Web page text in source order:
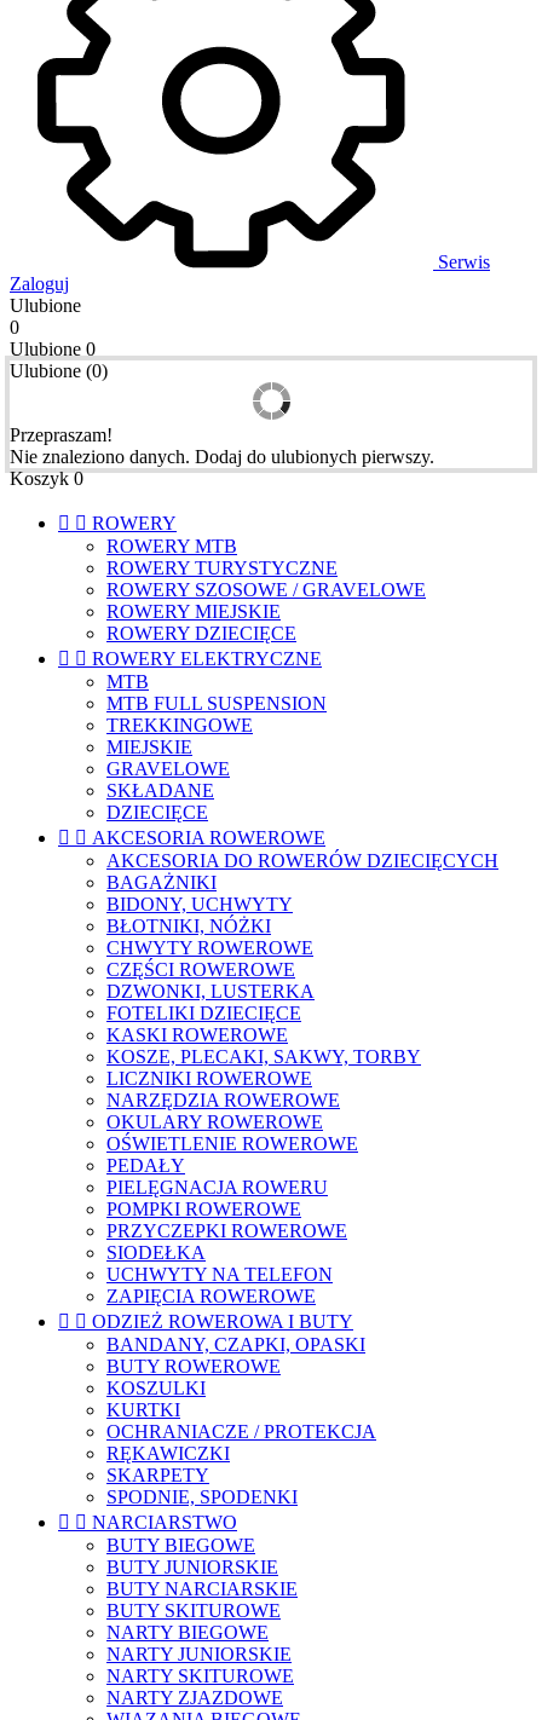
Serwis
Zaloguj
Ulubione
0
Ulubione 0
Ulubione (0)
Przepraszam!
Nie znaleziono danych. Dodaj do ulubionych pierwszy.
Koszyk 0
  ROWERY
ROWERY MTB
ROWERY TURYSTYCZNE
ROWERY SZOSOWE / GRAVELOWE
ROWERY MIEJSKIE
ROWERY DZIECIĘCE
  ROWERY ELEKTRYCZNE
MTB
MTB FULL SUSPENSION
TREKKINGOWE
MIEJSKIE
GRAVELOWE
SKŁADANE
DZIECIĘCE
  AKCESORIA ROWEROWE
AKCESORIA DO ROWERÓW DZIECIĘCYCH
BAGAŻNIKI
BIDONY, UCHWYTY
BŁOTNIKI, NÓŻKI
CHWYTY ROWEROWE
CZĘŚCI ROWEROWE
DZWONKI, LUSTERKA
FOTELIKI DZIECIĘCE
KASKI ROWEROWE
KOSZE, PLECAKI, SAKWY, TORBY
LICZNIKI ROWEROWE
NARZĘDZIA ROWEROWE
OKULARY ROWEROWE
OŚWIETLENIE ROWEROWE
PEDAŁY
PIELĘGNACJA ROWERU
POMPKI ROWEROWE
PRZYCZEPKI ROWEROWE
SIODEŁKA
UCHWYTY NA TELEFON
ZAPIĘCIA ROWEROWE
  ODZIEŻ ROWEROWA I BUTY
BANDANY, CZAPKI, OPASKI
BUTY ROWEROWE
KOSZULKI
KURTKI
OCHRANIACZE / PROTEKCJA
RĘKAWICZKI
SKARPETY
SPODNIE, SPODENKI
  NARCIARSTWO
BUTY BIEGOWE
BUTY JUNIORSKIE
BUTY NARCIARSKIE
BUTY SKITUROWE
NARTY BIEGOWE
NARTY JUNIORSKIE
NARTY SKITUROWE
NARTY ZJAZDOWE